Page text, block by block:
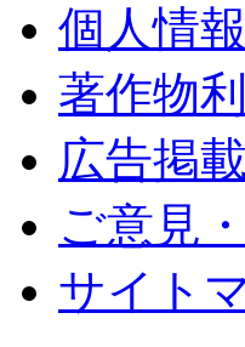
個人情
著作物
広告掲載
ご意見
サイト